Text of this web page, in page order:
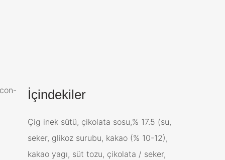
İçindekiler
Çig inek sütü, çikolata sosu,% 17.5 (su,
seker, glikoz surubu, kakao (% 10-12),
kakao yagı, süt tozu, çikolata / seker,